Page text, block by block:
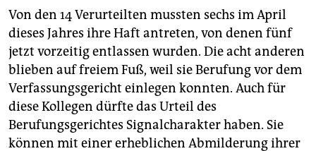
Von den 14 Verurteilten mussten sechs im April
dieses Jahres ihre Haft antreten, von denen fünf
jetzt vorzeitig entlassen wurden. Die acht anderen
blieben auf freiem Fuß, weil sie Berufung vor dem
Verfassungsgericht einlegen konnten. Auch für
diese Kollegen dürfte das Urteil des
Berufungsgerichtes Signalcharakter haben. Sie
können mit einer erheblichen Abmilderung ihrer